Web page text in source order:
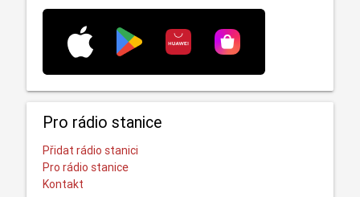
Pro rádio stanice
Přidat rádio stanici
Pro rádio stanice
Kontakt